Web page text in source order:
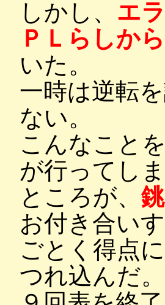
しかし、 エ
ＰＬらしか
いた。
一時は逆転
ない。
こんなこと
が行ってしま
ところが、
お付き合い
ごとく得点
つれ込んだ。